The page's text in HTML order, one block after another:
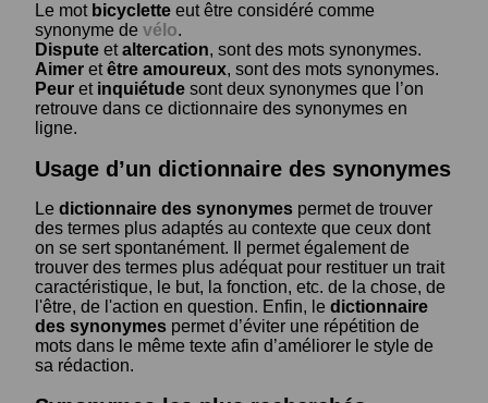
Le mot bicyclette eut être considéré comme
synonyme de vélo.
Dispute etaltercation, sont des mots synonymes.
Aimer etêtre amoureux, sont des mots synonymes.
Peur et inquiétude sont deux synonymes que l’on
retrouve dans ce dictionnaire des synonymes en
ligne.
Usage d’un dictionnaire des synonymes
Le dictionnaire des synonymes permet de trouver
des termes plus adaptés au contexte que ceux dont
on se sert spontanément. Il permet également de
trouver des termes plus adéquat pour restituer un trait
caractéristique, le but, la fonction, etc. de la chose, de
l'être, de l'action en question. Enfin, le dictionnaire
des synonymes permet d’éviter une répétition de
mots dans le même texte afin d’améliorer le style de
sa rédaction.